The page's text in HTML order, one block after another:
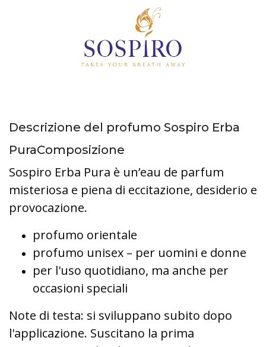
Descrizione del profumo Sospiro Erba
PuraComposizione
Sospiro Erba Pura è un’eau de parfum
misteriosa e piena di eccitazione, desiderio e
provocazione.
profumo orientale
profumo unisex – per uomini e donne
per l'uso quotidiano, ma anche per
occasioni speciali
Note di testa: si sviluppano subito dopo
l'applicazione. Suscitano la prima